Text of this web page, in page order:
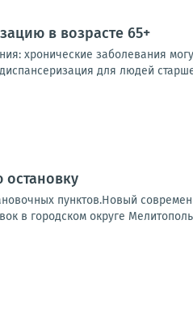
в возрасте 65+
хронические заболевания
для людей
пунктов.Новый
в городском округе